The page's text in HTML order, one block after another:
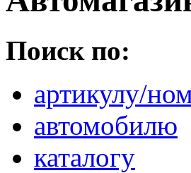
Поиск по:
артикулу/
автомобилю
каталогу